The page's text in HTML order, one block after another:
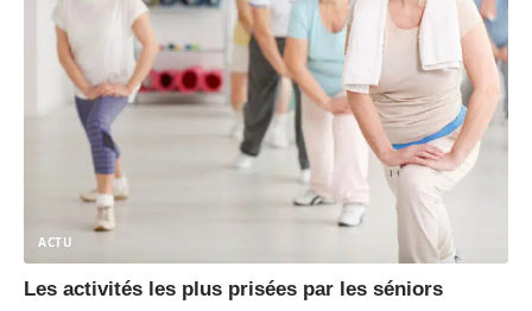
ACTU
Les activités les plus prisées par les séniors